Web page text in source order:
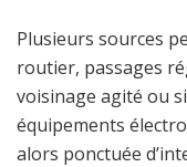
Plusieurs sources
routier, passages
voisinage agité ou
équipements
alors ponctuée